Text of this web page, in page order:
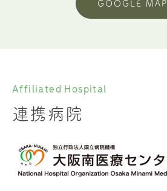
GOOGLE MAP
Affiliated Hospital
連携病院